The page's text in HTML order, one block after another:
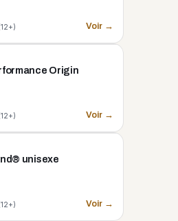
Voir →
Origin
Voir →
unisexe
Voir →